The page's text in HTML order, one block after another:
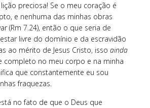
preciosa! Se o meu coração é
e nenhuma das minhas obras
(Rm 7.24), então o que seria de
livre do domínio e da escravidão
ao mérito de Jesus Cristo, isso ainda
completo no meu corpo e na minha
que constantemente eu sou
fraquezas.
no fato de que o Deus que